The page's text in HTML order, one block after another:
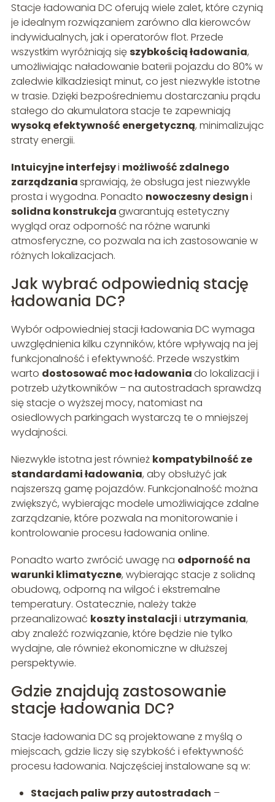
Stacje ładowania DC oferują wiele zalet, które czynią
je idealnym rozwiązaniem zarówno dla kierowców
indywidualnych, jak i operatorów flot. Przede
wszystkim wyróżniają sięszybkością ładowania,
umożliwiając naładowanie baterii pojazdu do 80% w
zaledwie kilkadziesiąt minut, co jest niezwykle istotne
w trasie. Dzięki bezpośredniemu dostarczaniu prądu
stałego do akumulatora stacje te zapewniają
wysoką efektywność energetyczną, minimalizując
straty energii.
Intuicyjne interfejsyi możliwość zdalnego
zarządzaniasprawiają, że obsługa jest niezwykle
prosta i wygodna. Ponadto nowoczesny designi
solidna konstrukcjagwarantują estetyczny
wygląd oraz odporność na różne warunki
atmosferyczne, co pozwala na ich zastosowanie w
różnych lokalizacjach.
Jak wybrać odpowiednią stację
ładowania DC?
Wybór odpowiedniej stacji ładowania DC wymaga
uwzględnienia kilku czynników, które wpływają na jej
funkcjonalność i efektywność. Przede wszystkim
warto dostosować moc ładowaniado lokalizacji i
potrzeb użytkowników – na autostradach sprawdzą
się stacje o wyższej mocy, natomiast na
osiedlowych parkingach wystarczą te o mniejszej
wydajności.
Niezwykle istotna jest również kompatybilność ze
standardami ładowania, aby obsłużyć jak
najszerszą gamę pojazdów. Funkcjonalność można
zwiększyć, wybierając modele umożliwiające zdalne
zarządzanie, które pozwala na monitorowanie i
kontrolowanie procesu ładowania online.
Ponadto warto zwrócić uwagę na odporność na
warunki klimatyczne, wybierając stacje z solidną
obudową, odporną na wilgoć i ekstremalne
temperatury. Ostatecznie, należy także
przeanalizować koszty instalacjii utrzymania,
aby znaleźć rozwiązanie, które będzie nie tylko
wydajne, ale również ekonomiczne w dłuższej
perspektywie.
Gdzie znajdują zastosowanie
stacje ładowania DC?
Stacje ładowania DC są projektowane z myślą o
miejscach, gdzie liczy się szybkość i efektywność
procesu ładowania. Najczęściej instalowane są w:
Stacjach paliw przy autostradach –